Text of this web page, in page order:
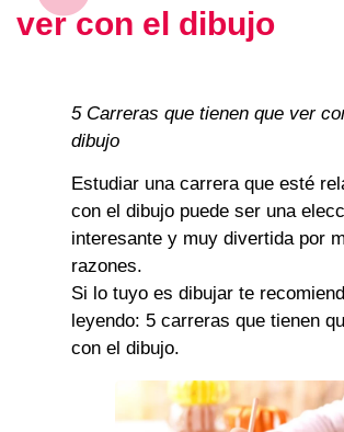
ver con el dibujo
5 Carreras que tienen que ver
dibujo
Estudiar una carrera que esté
con el dibujo puede ser una
interesante y muy divertida por
razones.
Si lo tuyo es dibujar te
leyendo: 5 carreras que tienen
con el dibujo.